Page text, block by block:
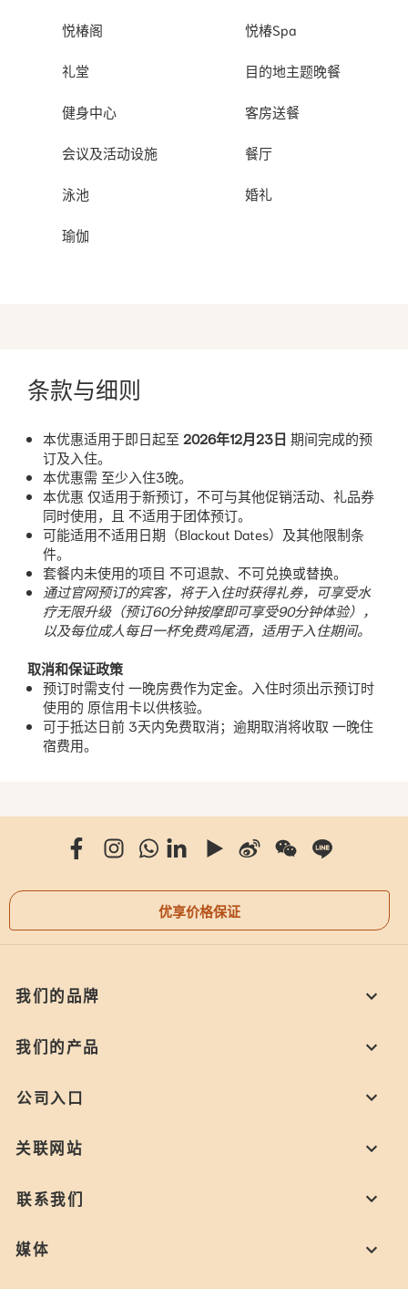
悦椿阁 悦椿Spa
礼堂 目的地主题晚餐
健身中心 客房送餐
会议及活动设施 餐厅
泳池 婚礼
瑜伽
条款与细则
本优惠适用于即日起至 2026年12月23日 期间完成的预
订及入住。
本优惠需 至少入住3晚。
本优惠 仅适用于新预订，不可与其他促销活动、礼品券
同时使用，且 不适用于团体预订。
可能适用不适用日期（Blackout Dates）及其他限制条
件。
套餐内未使用的项目 不可退款、不可兑换或替换。
通过官网预订的宾客，将于入住时获得礼券，可享受水
疗无限升级（预订60分钟按摩即可享受90分钟体验），
以及每位成人每日一杯免费鸡尾酒，适用于入住期间。
取消和保证政策
预订时需支付 一晚房费作为定金。入住时须出示预订时
使用的 原信用卡以供核验。
可于抵达日前 3天内免费取消；逾期取消将收取 一晚住
宿费用。
优享价格保证
我们的品牌
我们的产品
公司入口
关联网站
联系我们
媒体